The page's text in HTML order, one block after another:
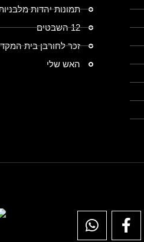
תמונות יהדות
12 השבטים
זכר לחורבן בית
האש שלי